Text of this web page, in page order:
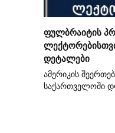
ფულბრაიტის
დეტალები
ამერიკის
საქართველოში